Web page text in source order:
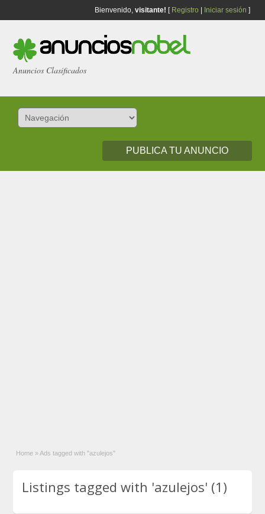
Bienvenido, visitante! [ Registro Iniciar sesión ]
Anuncios Clasificados
PUBLICA TU ANUNCIO
Home » Ads tagged with "azulejos"
Listings tagged with 'azulejos' (1)